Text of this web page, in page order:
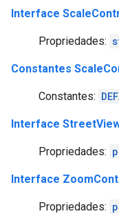
Interface
Propriedades:
Constantes
Constantes:
Interface
Propriedades:
Interface
Propriedades: